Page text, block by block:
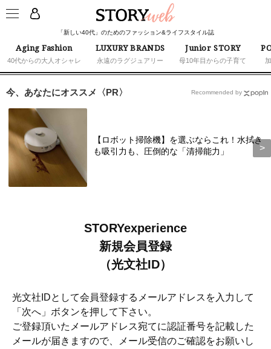
「新しい40代」のためのファッション&ライフスタイル誌
Aging Fashion
40代からの大人オシャレ
LUXURY BRANDS
永遠のラグジュアリー
Junior STORY
母10年目からの子育て
今、あなたにオススメ〈PR〉
【ロボット掃除機】を選ぶならこれ！水拭き
も吸引力も、圧倒的な「清掃能力」
Recommended by
STORYexperience
新規会員登録
（光文社ID）
光文社IDとして会員登録するメールアドレスを入力して
「次へ」ボタンを押して下さい。
ご登録頂いたメールアドレス宛てに認証番号を記載した
メールが届きますので、メール受信のご確認をお願いし